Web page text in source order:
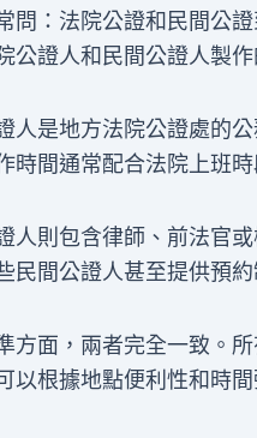
問：法院公證和民間公
公證人和民間公證人製
人是地方法院公證處的
時間通常配合法院上班
人則包含律師、前法官
民間公證人甚至提供預
方面，兩者完全一致。
以根據地點便利性和時